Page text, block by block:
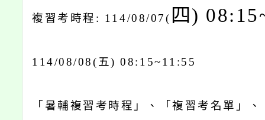
複習考時程: 114/08/07( 四)
114/08/08( 五) 08:15~11:55
「暑輔複習考時程」、「複習考名單」